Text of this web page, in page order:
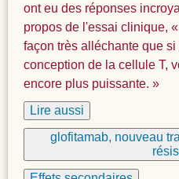
ont eu des réponses
propos de l'essai clinique,
façon très alléchante que
conception de la cellule T,
encore plus puissante. »
Lire aussi
glofitamab, nouveau